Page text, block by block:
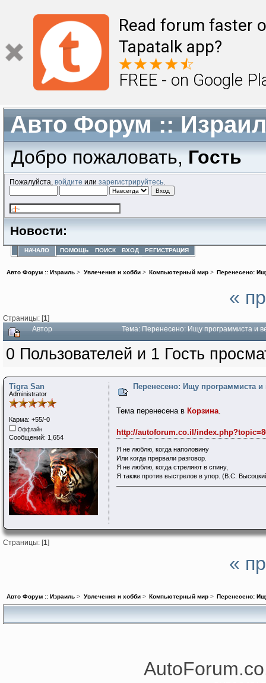
Read forum faster
Tapatalk app?
FREE - on Google
Авто Форум ::
Добро пожаловать,Гость
Пожалуйста,войдите илизарегистрируйтесь
Новости:
НАЧАЛО ПОМОЩЬ ПОИСК ВХОД РЕГИСТРАЦИЯ
Авто Форум :: Израиль > Увлечения и хобби> Компьютерный мир> Перенесено:
«
Страницы: [1]
Автор Тема: Перенесено: Ищу программиста и
0 Пользователей и 1 Гость
Tigra San
Administrator
Карма: +55/-0
Оффлайн
Сообщений: 1,654
Перенесено: Ищу программиста и
Тема перенесена в Корзина.
http://autoforum.co.il/
Я не люблю, когда наполовину
Или когда прервали разговор.
Я не люблю, когда стреляют в спину,
Я также против выстрелов в упор. (В.С.
Страницы: [1]
«
Авто Форум :: Израиль > Увлечения и хобби> Компьютерный мир> Перенесено: